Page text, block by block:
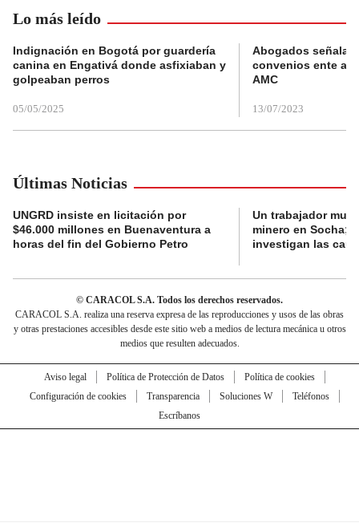
Lo más leído
Indignación en Bogotá por guardería
canina en Engativá donde asfixiaban y
golpeaban perros
05/05/2025
Abogados
convenios ente
AMC
13/07/2023
Últimas Noticias
UNGRD insiste en licitación por
$46.000 millones en Buenaventura a
horas del fin del Gobierno Petro
Un trabajador
minero en Socha;
investigan las
© CARACOL S.A. Todos los derechos reservados.
CARACOL S.A. realiza una reserva expresa de las reproducciones y usos de las obras
y otras prestaciones accesibles desde este sitio web a medios de lectura mecánica u otros
medios que resulten adecuados.
Aviso legal Política de Protección de Datos
Política de cookies
Configuración de cookies
Transparencia Soluciones W
Teléfonos
Escríbanos